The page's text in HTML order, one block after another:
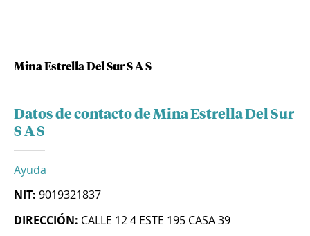
Mina Estrella Del Sur S A S
Datos de contacto de Mina Estrella Del Sur
S A S
Ayuda
NIT: 9019321837
DIRECCIÓN: CALLE 12 4 ESTE 195 CASA 39